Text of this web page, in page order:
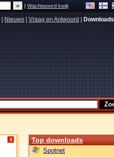
|Wachtwoord kwijt
Nieuws Vraag en Antwoord Downloads
X Top downloads
Spotnet